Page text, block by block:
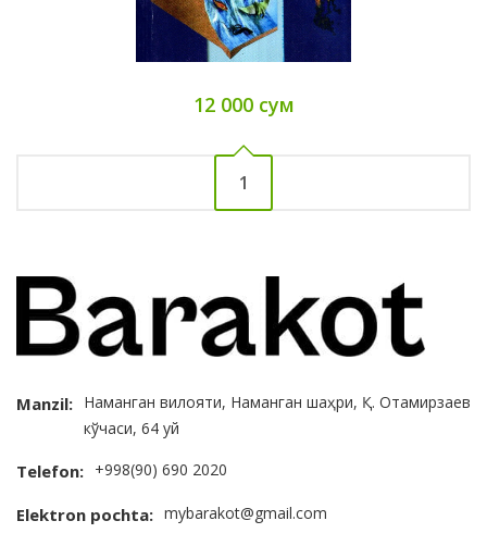
12 000 сум
1
Manzil: Наманган вилояти, Наманган шаҳри, Қ. Отамирзаев
кўчаси, 64 уй
Telefon: +998(90) 690 2020
Elektron pochta: mybarakot@gmail.com